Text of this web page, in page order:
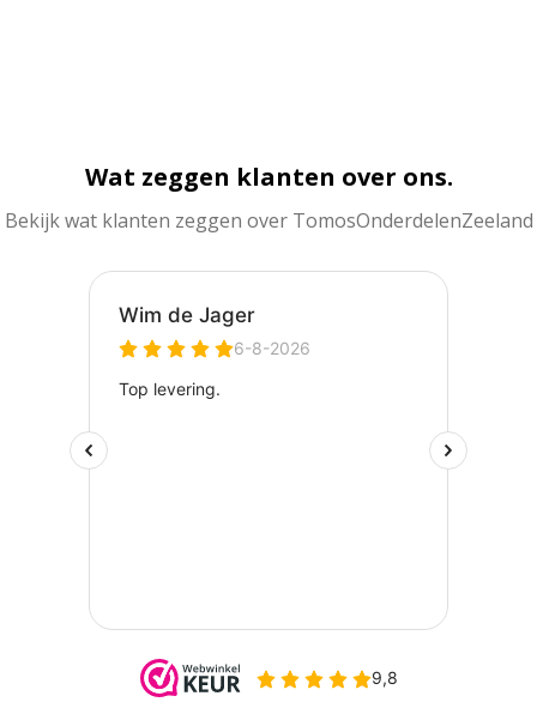
Wat zeggen klanten over ons.
Bekijk wat klanten zeggen over TomosOnderdelenZeeland